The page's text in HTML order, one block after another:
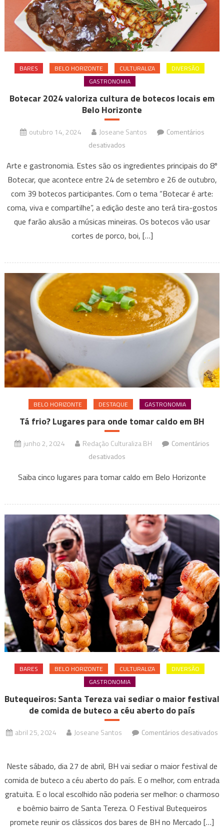
BARES BELO HORIZONTE CULTURALIZA
DIVERSÃO
GASTRONOMIA
Botecar 2024 valoriza cultura de botecos locais em
Belo Horizonte
outubro 14, 2024 Joseane Santos
Comentários
desativados
2024
valoriza
cultura
de
botecos
locais
Arte e gastronomia. Estes são os ingredientes principais do 8º
Botecar, que acontece entre 24 de setembro e 26 de outubro,
com 39 botecos participantes. Com o tema “Botecar é arte:
coma, viva e compartilhe”, a edição deste ano terá tira-gostos
que farão alusão a músicas mineiras. Os botecos vão usar
cortes de porco, boi, […]
BELO HORIZONTE DESTAQUE GASTRONOMIA
Tá frio? Lugares para onde tomar caldo em BH
junho 2, 2024 Redação Culturaliza BH
Comentários
desativados
frio?
para
onde
tomar
caldo
em
BH
Saiba cinco lugares para tomar caldo em Belo Horizonte
BARES BELO HORIZONTE CULTURALIZA
DIVERSÃO
GASTRONOMIA
Butequeiros: Santa Tereza vai sediar o maior festival
de comida de buteco a céu aberto do país
abril 25, 2024 Joseane Santos
Comentários desativados
Santa
Tereza
vai
sediar
o
Neste sábado, dia 27 de abril, BH vai sediar o maior festival de
comida de buteco a céu aberto do país. E o melhor, com entrada
gratuita. E o local escolhido não poderia ser melhor: o charmoso
e boêmio bairro de Santa Tereza. O Festival Butequeiros
promete reunir os clássicos dos bares de BH no Mercado […]